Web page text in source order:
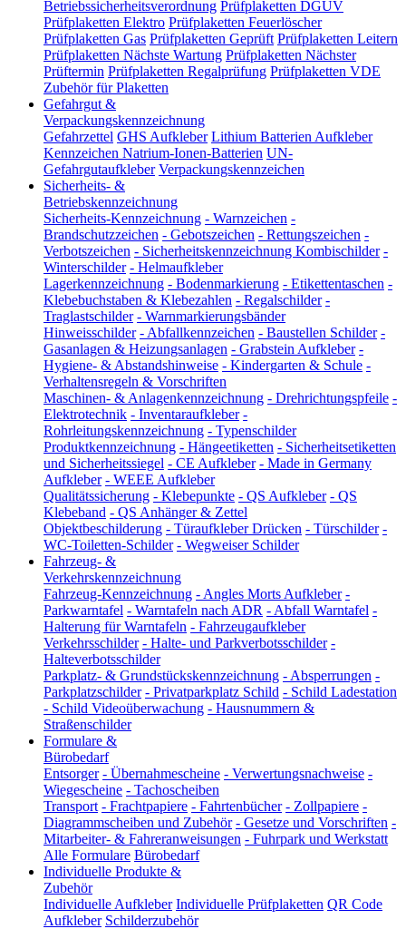
Betriebssicherheitsverordnung Prüfplaketten DGUV
Prüfplaketten Elektro Prüfplaketten Feuerlöscher
Prüfplaketten Gas Prüfplaketten Geprüft Prüfplaketten Leitern
Prüfplaketten Nächste Wartung Prüfplaketten Nächster
Prüftermin Prüfplaketten Regalprüfung Prüfplaketten VDE
Zubehör für Plaketten
Gefahrgut &
Verpackungskennzeichnung
Gefahrzettel GHS Aufkleber Lithium Batterien Aufkleber
Kennzeichen Natrium-Ionen-Batterien UN-
Gefahrgutaufkleber Verpackungskennzeichen
Sicherheits- &
Betriebskennzeichnung
Sicherheits-Kennzeichnung - Warnzeichen -
Brandschutzzeichen - Gebotszeichen - Rettungszeichen -
Verbotszeichen - Sicherheitskennzeichnung Kombischilder -
Winterschilder - Helmaufkleber
Lagerkennzeichnung - Bodenmarkierung - Etikettentaschen -
Klebebuchstaben & Klebezahlen - Regalschilder -
Traglastschilder - Warnmarkierungsbänder
Hinweisschilder - Abfallkennzeichen - Baustellen Schilder -
Gasanlagen & Heizungsanlagen - Grabstein Aufkleber -
Hygiene- & Abstandshinweise - Kindergarten & Schule -
Verhaltensregeln & Vorschriften
Maschinen- & Anlagenkennzeichnung - Drehrichtungspfeile -
Elektrotechnik - Inventaraufkleber -
Rohrleitungskennzeichnung - Typenschilder
Produktkennzeichnung - Hängeetiketten - Sicherheitsetiketten
und Sicherheitssiegel - CE Aufkleber - Made in Germany
Aufkleber - WEEE Aufkleber
Qualitätssicherung - Klebepunkte - QS Aufkleber - QS
Klebeband - QS Anhänger & Zettel
Objektbeschilderung - Türaufkleber Drücken - Türschilder -
WC-Toiletten-Schilder - Wegweiser Schilder
Fahrzeug- &
Verkehrskennzeichnung
Fahrzeug-Kennzeichnung - Angles Morts Aufkleber -
Parkwarntafel - Warntafeln nach ADR - Abfall Warntafel -
Halterung für Warntafeln - Fahrzeugaufkleber
Verkehrsschilder - Halte- und Parkverbotsschilder -
Halteverbotsschilder
Parkplatz- & Grundstückskennzeichnung - Absperrungen -
Parkplatzschilder - Privatparkplatz Schild - Schild Ladestation
- Schild Videoüberwachung - Hausnummern &
Straßenschilder
Formulare &
Bürobedarf
Entsorger - Übernahmescheine - Verwertungsnachweise -
Wiegescheine - Tachoscheiben
Transport - Frachtpapiere - Fahrtenbücher - Zollpapiere -
Diagrammscheiben und Zubehör - Gesetze und Vorschriften -
Mitarbeiter- & Fahreranweisungen - Fuhrpark und Werkstatt
Alle Formulare Bürobedarf
Individuelle Produkte &
Zubehör
Individuelle Aufkleber Individuelle Prüfplaketten QR Code
Aufkleber Schilderzubehör